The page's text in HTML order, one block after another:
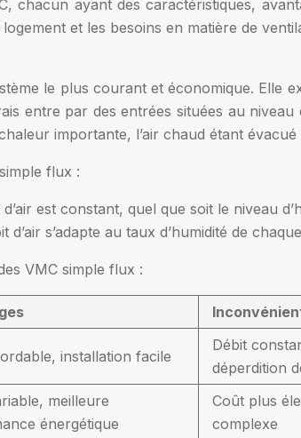
chacun ayant des caractéristiques,
et les besoins en matière de
le plus courant et économique. Elle
entre par des entrées situées au
importante, l’air chaud étant
flux :
d’air est constant, quel que soit le niveau
d’air s’adapte au taux d’humidité de
VMC simple flux :
installation facile
Débit
déperdition
meilleure
énergétique
Coût plus
complexe